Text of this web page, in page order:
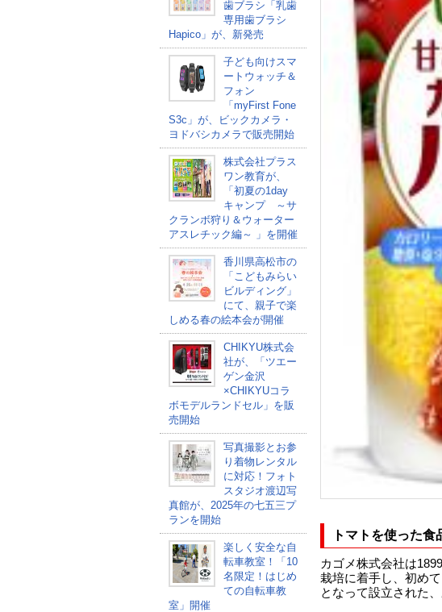
歯ブラシ「乳歯
専用歯ブラシ
Hapico」が、新発売
子ども向けスマ
ートウォッチ＆
フォン
「myFirst Fone
S3c」が、ビックカメラ・
ヨドバシカメラで販売開始
株式会社プラス
ワン教育が、
「初夏の1day
キャンプ ～サ
クランボ狩り＆ウォーター
アスレチック編～ 」を開催
香川県高松市の
「こどもみらい
ビルディング」
にて、親子で楽
しめる春の絵本会が開催
CHIKYU株式会
社が、「ツエー
ゲン金沢
×CHIKYUコラ
ボモデルランドセル」を販
売開始
写真撮影とお参
り着物レンタル
に対応！フォト
スタジオ渡辺写
真館が、2025年の七五三プ
ランを開始
楽しく安全な自
転車教室！「10
名限定！はじめ
ての自転車教
室」開催
トマトを使った食
カゴメ株式会社は
栽培に着手し、初め
となって設立された